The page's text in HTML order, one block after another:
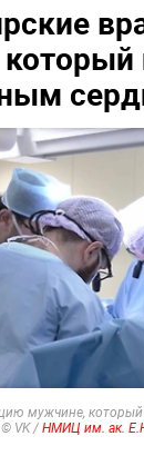
мужчине,
VK / НМИЦ им. ак.